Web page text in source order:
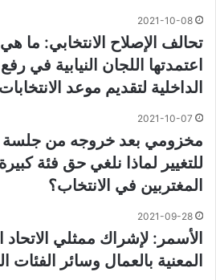
2021-10-08
تحالف الإصلاح الانتخابي: ما هي
اعتمدتها اللجان النيابية في
الداخلية لتقديم موعد
2021-10-07
مخزومي بعد خروجه من جلسة
للتغيير لماذا نلغي حق فئة
المغتربين في الانتخاب؟
2021-09-28
الأسمر: لإشراك ممثلي
المعنية بالعمال وسائر الفئات